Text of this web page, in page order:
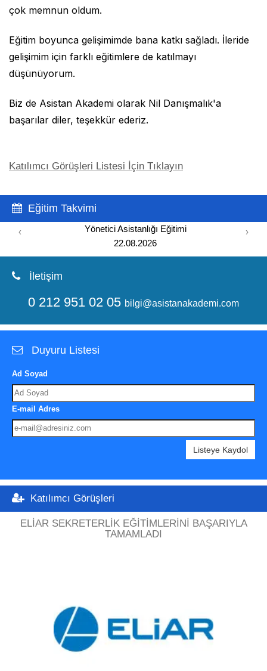
çok memnun oldum.
Eğitim boyunca gelişimimde bana katkı sağladı. İleride
gelişimim için farklı eğitimlere de katılmayı
düşünüyorum.
Biz de Asistan Akademi olarak Nil Danışmalık'a
başarılar diler, teşekkür ederiz.
Katılımcı Görüşleri Listesi İçin Tıklayın
Eğitim Takvimi
Yönetici Asistanlığı Eğitimi
22.08.2026
‹ ›
İletişim
0 212 951 02 05 bilgi@asistanakademi.com
Duyuru Listesi
Ad Soyad
E-mail Adres
Listeye Kaydol
Katılımcı Görüşleri
ELIAR SEKRETERLIK EĞITIMLERINI BAŞARIYLA
TAMAMLADI